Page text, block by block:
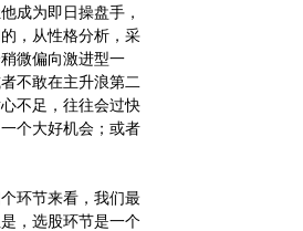
成为即日操盘手，
，从性格分析，采
微偏向激进型一
不敢在主升浪第二
不足，往往会过快
个大好机会；或者
环节来看，我们最
，选股环节是一个